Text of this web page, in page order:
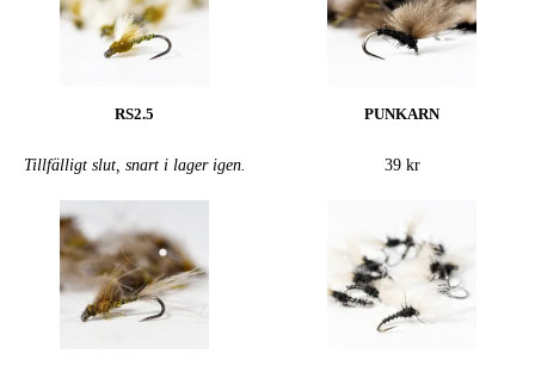
RS2.5
Tillfälligt slut, snart i lager igen.
PUNKARN
39 kr